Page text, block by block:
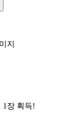
1 장 획득!